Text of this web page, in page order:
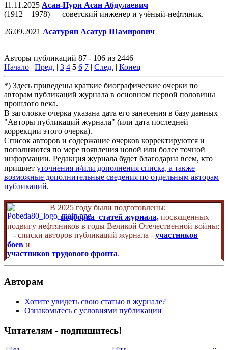
11.11.2025 Асан-Нури Асан Абдулаевич
(1912—1978) — советский инженер и учёный-нефтяник.
26.09.2021 Асатурян Асатур Шамирович
Авторы публикаций 87 - 106 из 2446
Начало | Пред. | 3 4 5 6 7 | След. | Конец
*) Здесь приведены краткие биографические очерки по
авторам публикаций журнала в основном первой половины
прошлого века.
В заголовке очерка указана дата его занесения в базу данных
"Авторы публикаций журнала" (или дата последней
коррекции этого очерка).
Список авторов и содержание очерков корректируются и
пополняются по мере появления новой или более точной
информации. Редакция журнала будет благодарна всем, кто
пришлет уточнения и/или дополнения списка, а также
возможные дополнительные сведения по отдельным авторам
публикаций.
В 2025 году были подготовлены:
- подборка статей журнала, посвященных
подвигу нефтяников в годы Великой Отечественной войны;
- списки авторов публикаций журнала - участников
боев и
участников трудового фронта.
Авторам
Хотите увидеть свою статью в журнале?
Ознакомьтесь с условиями публикации
Читателям - подпишитесь!